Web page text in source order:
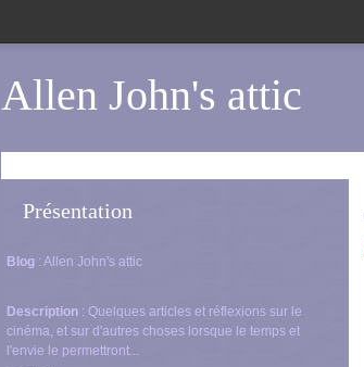
Allen John's attic
Présentation
Blog : Allen John's attic
Description : Quelques articles et réflexions sur le
cinéma, et sur d'autres choses lorsque le temps et
l'envie le permettront...